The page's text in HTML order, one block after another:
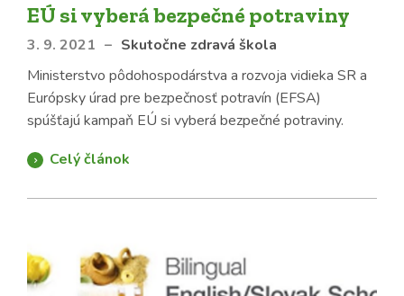
EÚ si vyberá bezpečné potraviny
3. 9. 2021 – Skutočne zdravá škola
Ministerstvo pôdohospodárstva a rozvoja vidieka SR a
Európsky úrad pre bezpečnosť potravín (EFSA)
spúšťajú kampaň EÚ si vyberá bezpečné potraviny.
Celý článok